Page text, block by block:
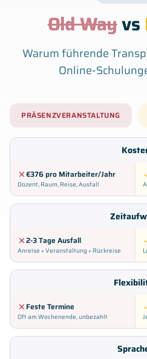
Old Wayvs
Warum führende
Online-
PRÄSENZVERANSTALTUNG
€376 pro Mitarbeiter/Jahr
Dozent, Raum, Reise, Ausfall
2-3 Tage Ausfall
Anreise + Veranstaltung + Rückreise
Feste Termine
Oft am Wochenende, unbezahlt